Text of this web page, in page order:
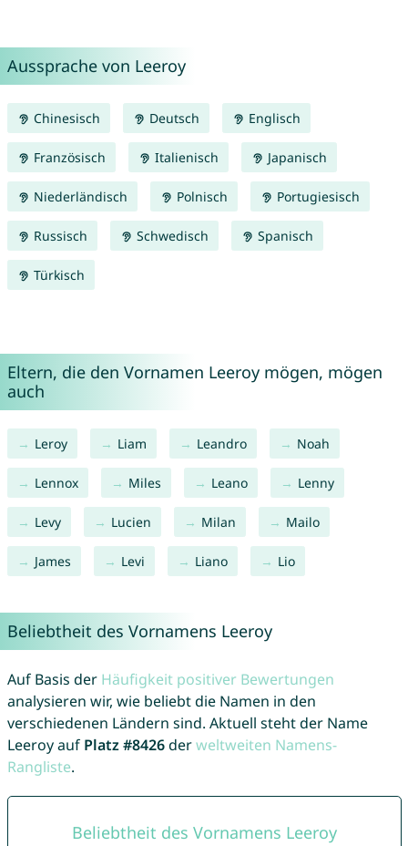
Aussprache von Leeroy
Chinesisch Deutsch Englisch
Französisch Italienisch Japanisch
Niederländisch Polnisch Portugiesisch
Russisch Schwedisch Spanisch
Türkisch
Eltern, die den Vornamen Leeroy mögen, mögen
auch
Leroy Liam Leandro Noah
Lennox Miles Leano Lenny
Levy Lucien Milan Mailo
James Levi Liano Lio
Beliebtheit des Vornamens Leeroy
Auf Basis der Häufigkeit positiver Bewertungen
analysieren wir, wie beliebt die Namen in den
verschiedenen Ländern sind. Aktuell steht der Name
Leeroy auf Platz #8426derweltweiten Namens-
Rangliste.